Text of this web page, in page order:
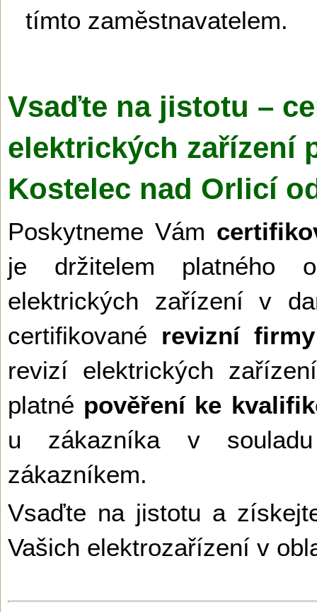
tímto zaměstnavatelem.
Vsaďte na jistotu –
elektrických zařízení
Kostelec nad Orlicí
Poskytneme Vám
je držitelem platného
elektrických zařízení v
certifikované revizní firmy
revizí elektrických
platné pověření ke
u zákazníka v
zákazníkem.
Vsaďte na jistotu a
Vašich elektrozařízení v